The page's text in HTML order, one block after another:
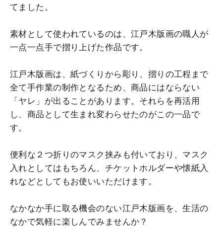
てました。
素材として使われているのは、江戸木版画の職人が
一点一点手で摺り上げた作品です。
江戸木版画は、紙づくりから彫り、摺りの工程まで
全て手作業の制作となるため、商品にはならない
「ヤレ」が出ることがあります。それらを再活用
し、商品として生まれ変わらせたのがこの一品で
す。
便利な２つ折りのマスク挟みも付いており、マスク
入れとしてはもちろん、チケットホルダーや懐紙入
れなどとしてもお使いいただけます。
なかなか手に取る機会のない江戸木版画を、生活の
なかで気軽に楽しんでみませんか？